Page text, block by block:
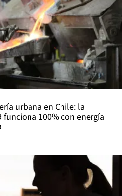
urbana en Chile: la
100% con energía